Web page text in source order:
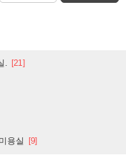
. [21]
용실 [9]